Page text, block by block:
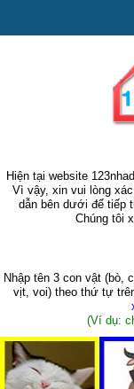
Hiện tại website
Vì vậy, xin vui lòng
dẫn bên dưới để tiếp
Chúng tôi
Nhập tên 3 con vật (bò,
vịt, voi)theo thứ tự
(Ví dụ: